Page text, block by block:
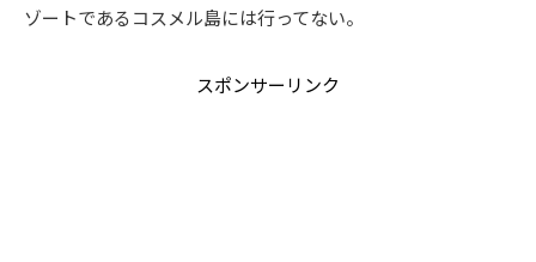
ゾートであるコスメル島には行ってない。
スポンサーリンク